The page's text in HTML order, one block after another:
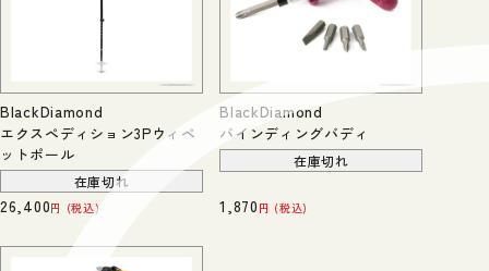
BlackDiamond
エクスペディション3Pウィペ
ットポール
在庫切れ
26,400 税込
BlackDiamond
バインディングバディ
在庫切れ
1,870 税込